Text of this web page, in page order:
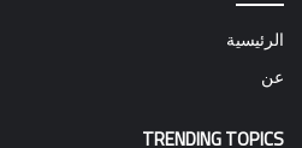
الرئيسية
عن
TRENDING TOPICS